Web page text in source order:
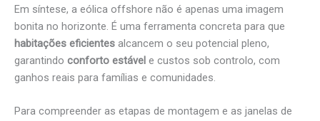
Em síntese, a eólica offshore não é apenas uma imagem
bonita no horizonte. É uma ferramenta concreta para que
habitações eficientes alcancem o seu potencial pleno,
garantindo conforto estável e custos sob controlo, com
ganhos reais para famílias e comunidades.
Para compreender as etapas de montagem e as janelas de